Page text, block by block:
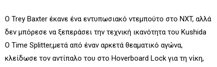
Ο Trey Baxter έκανε ένα εντυπωσιακό ντεμπούτο στο NXT, αλλά
δεν μπόρεσε να ξεπεράσει την τεχνική ικανότητα του Kushida
Ο Time Splitter,μετά από έναν αρκετά θεαματικό αγώνα,
κλείδωσε τον αντίπαλο του στο Hoverboard Lock για τη νίκη,